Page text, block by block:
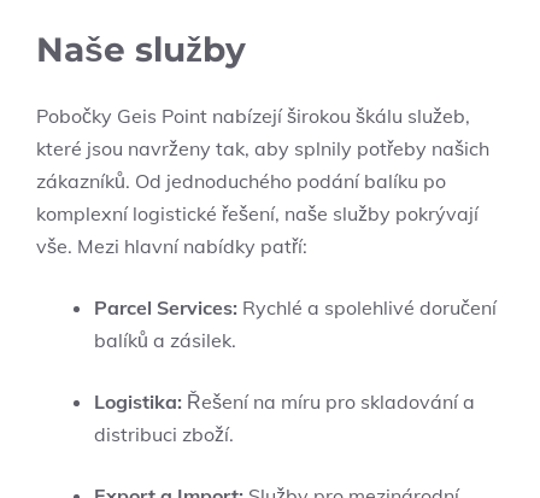
Naše služby
Pobočky Geis Point nabízejí širokou škálu služeb,
které jsou navrženy tak, aby splnily potřeby našich
zákazníků. Od jednoduchého podání balíku po
komplexní logistické řešení, naše služby pokrývají
vše. Mezi hlavní nabídky patří:
Parcel Services: Rychlé a spolehlivé doručení
balíků a zásilek.
Logistika: Řešení na míru pro skladování a
distribuci zboží.